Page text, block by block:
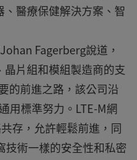
醫療保健解決方案、智
Fagerberg說道，
片組和模組製造商的支
的前進之路，該公司沿
用標準努力。LTE-M網
存，允許輕鬆前進，同
技術一樣的安全性和私密